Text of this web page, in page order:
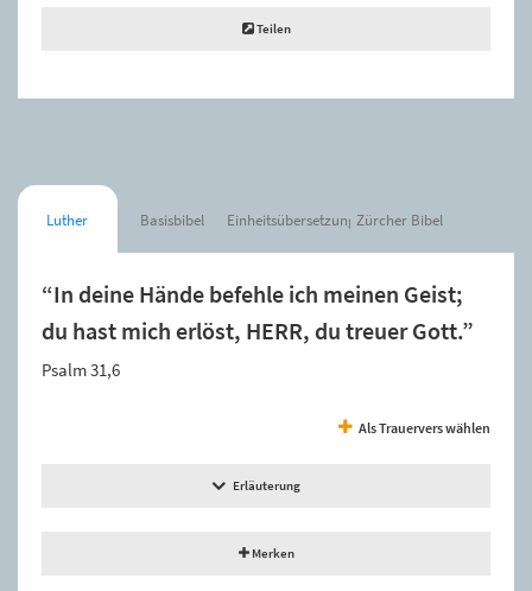
Teilen
Luther Basisbibel Einheitsübersetzung Zürcher Bibel
“In deine Hände befehle ich meinen Geist;
du hast mich erlöst, HERR, du treuer Gott.”
Psalm 31,6
Als Trauervers wählen
Erläuterung
Merken